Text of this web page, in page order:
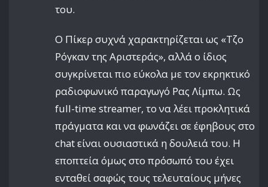
του.
Ο Πίκερ συχνά χαρακτηρίζεται ως «Τζο
Ρόγκαν της Αριστεράς», αλλά ο ίδιος
συγκρίνεται πιο εύκολα με τον εκρηκτικό
ραδιοφωνικό παραγωγό Ρας Λίμπω. Ως
full-time streamer, το να λέει προκλητικά
πράγματα και να φωνάζει σε έφηβους στο
chat είναι ουσιαστικά η δουλειά του. Η
εποπτεία όμως στο πρόσωπό του έχει
ενταθεί σαφώς τους τελευταίους μήνες